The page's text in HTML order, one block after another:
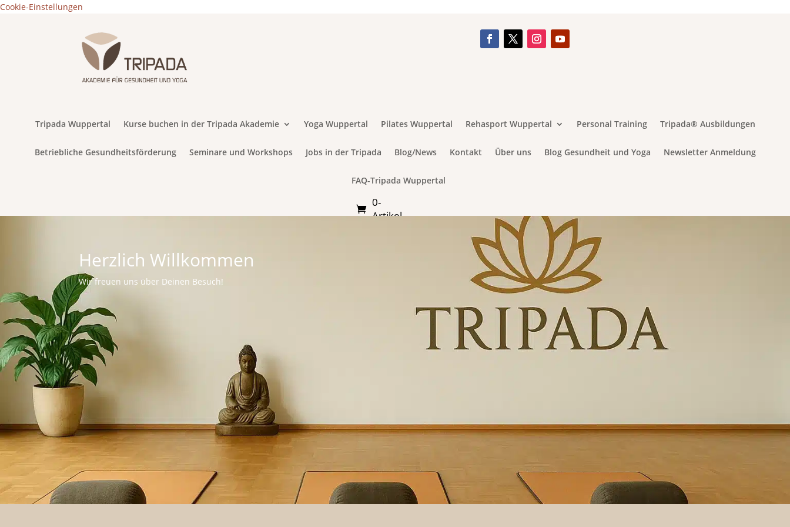
Cookie-Einstellungen
Tripada Wuppertal Kurse buchen in der Tripada Akademie Yoga Wuppertal Pilates Wuppertal Rehasport Wuppertal Personal Training Tripada® Ausbildungen
Betriebliche Gesundheitsförderung Seminare und Workshops Jobs in der Tripada Blog/News Kontakt Über uns Blog Gesundheit und Yoga Newsletter Anmeldung
FAQ-Tripada Wuppertal
0-
Artikel
Herzlich Willkommen
Wir freuen uns über Deinen Besuch!